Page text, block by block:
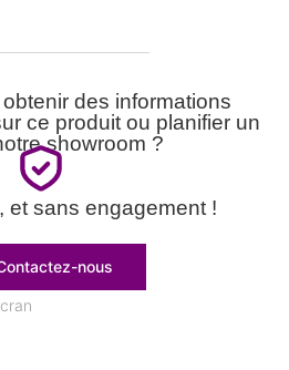
des informations
ce produit ou planifier un
showroom ?
et sans engagement !
nous